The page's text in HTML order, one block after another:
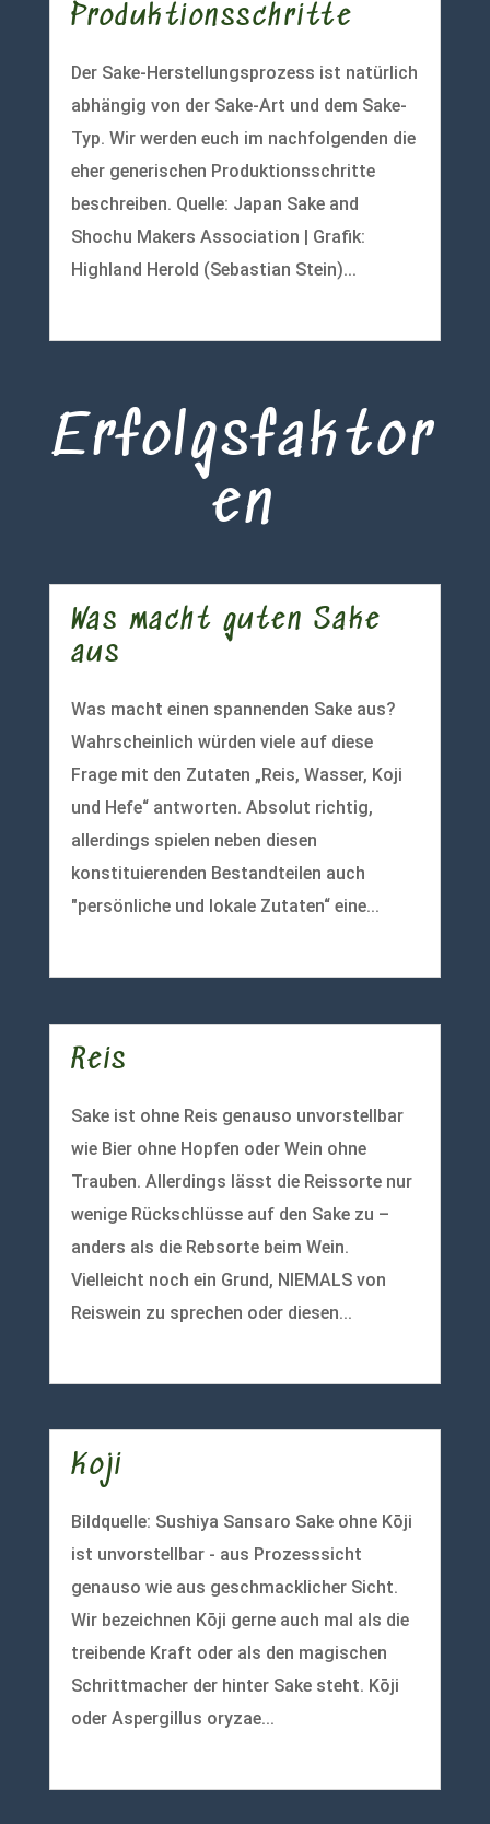
Produktionsschritte
Der Sake-Herstellungsprozess ist natürlich
abhängig von der Sake-Art und dem Sake-
Typ. Wir werden euch im nachfolgenden die
eher generischen Produktionsschritte
beschreiben. Quelle: Japan Sake and
Shochu Makers Association | Grafik:
Highland Herold (Sebastian Stein)...
Erfolgsfaktor
en
Was macht guten Sake
aus
Was macht einen spannenden Sake aus?
Wahrscheinlich würden viele auf diese
Frage mit den Zutaten „Reis, Wasser, Koji
und Hefe“ antworten. Absolut richtig,
allerdings spielen neben diesen
konstituierenden Bestandteilen auch
"persönliche und lokale Zutaten“ eine...
Reis
Sake ist ohne Reis genauso unvorstellbar
wie Bier ohne Hopfen oder Wein ohne
Trauben. Allerdings lässt die Reissorte nur
wenige Rückschlüsse auf den Sake zu –
anders als die Rebsorte beim Wein.
Vielleicht noch ein Grund, NIEMALS von
Reiswein zu sprechen oder diesen...
Koji
Bildquelle: Sushiya Sansaro Sake ohne Kōji
ist unvorstellbar - aus Prozesssicht
genauso wie aus geschmacklicher Sicht.
Wir bezeichnen Kōji gerne auch mal als die
treibende Kraft oder als den magischen
Schrittmacher der hinter Sake steht. Kōji
oder Aspergillus oryzae...